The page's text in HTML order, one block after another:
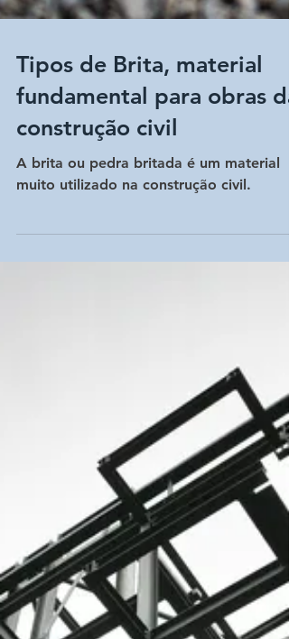
Tipos de Brita, material
fundamental para obras da
construção civil
muito utilizado na construção civil.